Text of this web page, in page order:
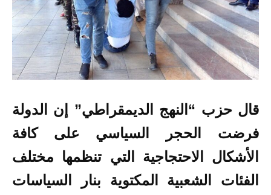
قال حزب “النهج الديمقراطي” إن الدولة
فرضت الحجر السياسي على كافة
الأشكال الاحتجاجية التي تنظمها مختلف
الفئات الشعبية المكتوية بنار السياسات